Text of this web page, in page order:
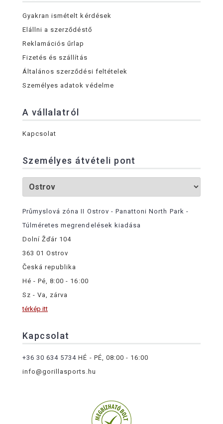
Gyakran ismételt kérdések
Elállni a szerződéstő
Reklamációs űrlap
Fizetés és szállítás
Általános szerződési feltételek
Személyes adatok védelme
A vállalatról
Kapcsolat
Személyes átvételi pont
Průmyslová zóna II Ostrov - Panattoni North Park -
Túlméretes megrendelések kiadása
Dolní Žďár 104
363 01 Ostrov
Česká republika
Hé - Pé, 8:00 - 16:00
Sz - Va, zárva
térkép itt
Kapcsolat
+36 30 634 5734 HÉ - PÉ, 08:00 - 16:00
info@gorillasports.hu